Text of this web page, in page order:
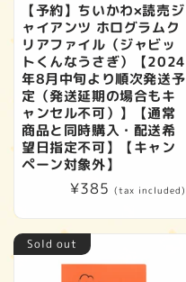
【予約】ちいかわ×読売ジ
ャイアンツ ホログラムク
リアファイル（ジャビッ
トくんなうさぎ）【2024
年8月中旬より順次発送予
定（発送延期の場合もキ
ャンセル不可）】【通常
商品と同時購入・配送希
望日指定不可】【キャン
ペーン対象外】
Regular
¥385 (tax included)
Sold out